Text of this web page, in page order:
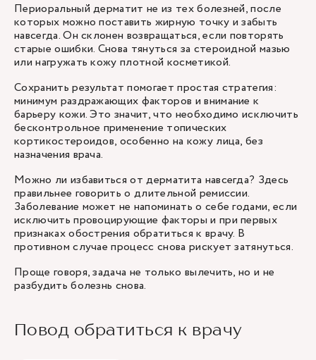
Периоральный дерматит не из тех болезней, после
которых можно поставить жирную точку и забыть
навсегда. Он склонен возвращаться, если повторять
старые ошибки. Снова тянуться за стероидной мазью
или нагружать кожу плотной косметикой.
Сохранить результат помогает простая стратегия:
минимум раздражающих факторов и внимание к
барьеру кожи. Это значит, что необходимо исключить
бесконтрольное применение топических
кортикостероидов, особенно на кожу лица, без
назначения врача.
Можно ли избавиться от дерматита навсегда? Здесь
правильнее говорить о длительной ремиссии.
Заболевание может не напоминать о себе годами, если
исключить провоцирующие факторы и при первых
признаках обострения обратиться к врачу. В
противном случае процесс снова рискует затянуться.
Проще говоря, задача не только вылечить, но и не
разбудить болезнь снова.
Повод обратиться к врачу